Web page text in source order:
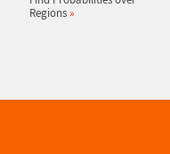
Regions »